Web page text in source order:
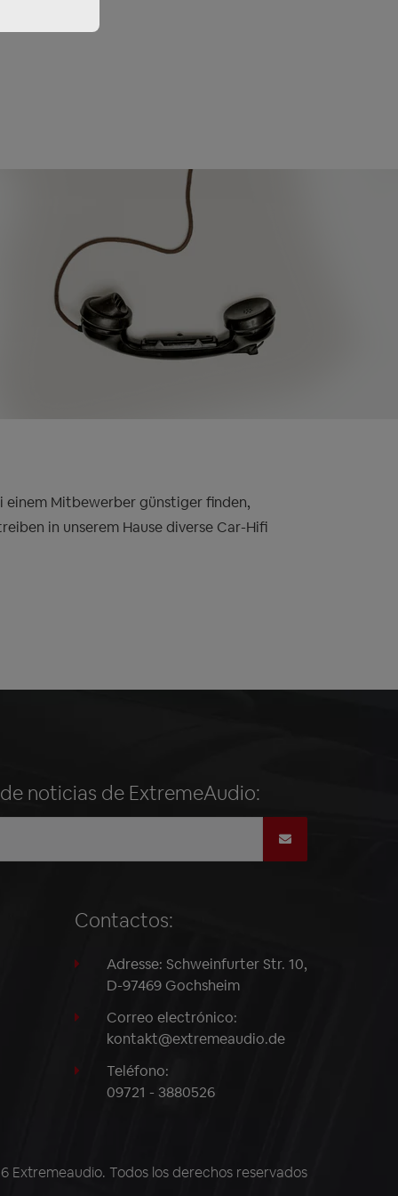
einem Mitbewerber günstiger finden,
in unserem Hause diverse Car-Hifi
noticias de ExtremeAudio:
Contactos:
Adresse: Schweinfurter Str. 10,
D-97469 Gochsheim
Correo electrónico:
kontakt@extremeaudio.de
Teléfono:
09721 - 3880526
Extremeaudio. Todos los derechos reservados